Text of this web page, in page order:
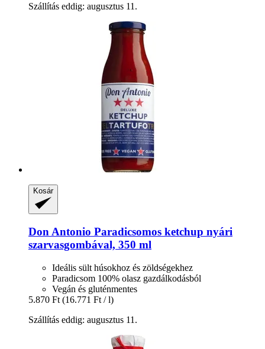
Szállítás eddig: augusztus 11.
Kosár
Don Antonio Paradicsomos ketchup nyári
szarvasgombával, 350 ml
Ideális sült húsokhoz és zöldségekhez
Paradicsom 100% olasz gazdálkodásból
Vegán és gluténmentes
5.870 Ft (16.771 Ft / l)
Szállítás eddig: augusztus 11.